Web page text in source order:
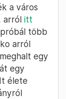
a város
arról itt
több
arról
egy
egy
élete